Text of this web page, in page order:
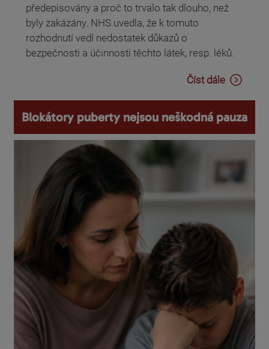
předepisovány a proč to trvalo tak dlouho, než
byly zakázány. NHS uvedla, že k tomuto
rozhodnutí vedl nedostatek důkazů o
bezpečnosti a účinnosti těchto látek, resp. léků.
Číst dále
Blokátory puberty nejsou neškodná pauza